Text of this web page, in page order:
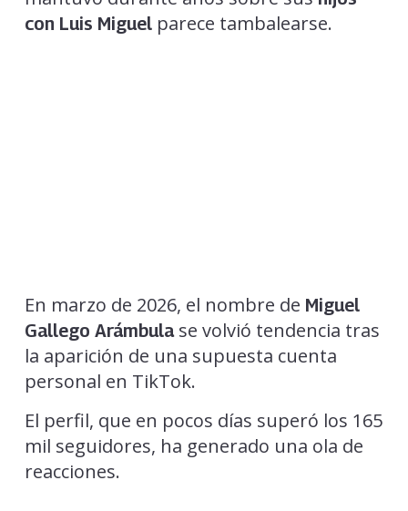
con Luis Miguelparece tambalearse.
En marzo de 2026, el nombre de Miguel
Gallego Arámbula se volvió tendencia tras
la aparición de una supuesta cuenta
personal en TikTok.
El perfil, que en pocos días superó los 165
mil seguidores, ha generado una ola de
reacciones.